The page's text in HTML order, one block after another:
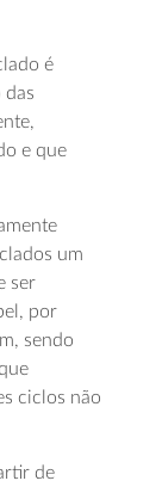
é
das
e que
um
ser
por
sendo
ciclos não
de